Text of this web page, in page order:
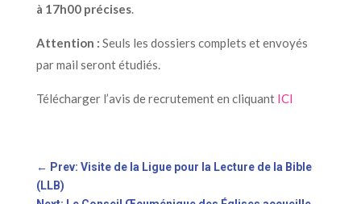
à 17h00 précises.
Attention : Seuls les dossiers complets et envoyés
par mail seront étudiés.
Télécharger l’avis de recrutement en cliquant ICI
← Prev: Visite de la Ligue pour la Lecture de la Bible
(LLB)